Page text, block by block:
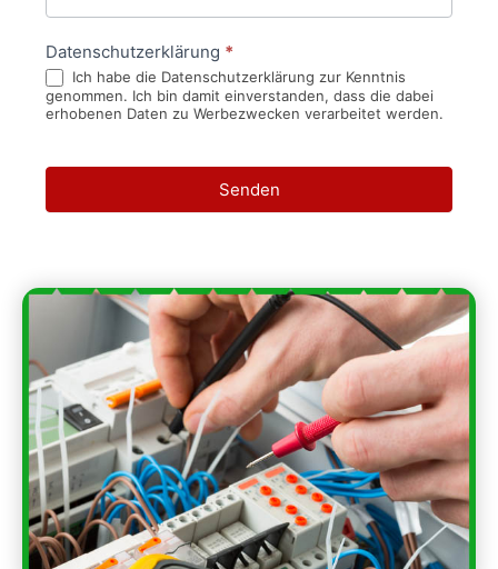
Datenschutzerklärung *
Ich habe die Datenschutzerklärung zur Kenntnis
genommen. Ich bin damit einverstanden, dass die dabei
erhobenen Daten zu Werbezwecken verarbeitet werden.
Senden